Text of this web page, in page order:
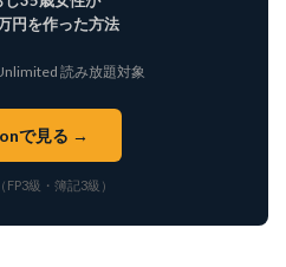
円を作った方法
読み放題対象
で見る →
級・簿記3級）